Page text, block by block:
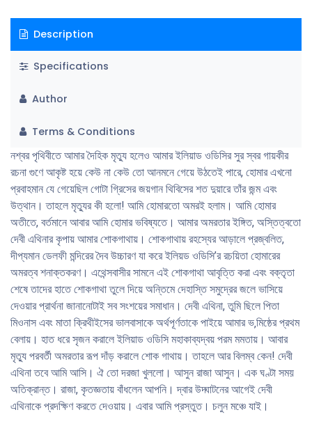
Description
Specifications
Author
Terms & Conditions
নশ্বর পৃথিবীতে আমার দৈহিক মৃত্যু হলেও আমার ইলিয়াড ওডিসির সুর স্বর গায়কীর
রচনা গুণে আকৃষ্ট হয়ে কেউ না কেউ তো আনমনে গেয়ে উঠতেই পারে, হোমার এখনো
প্রবাহমান যে গেয়েছিল গোটা গ্রিসের জয়গান থিবিসের শত দুয়ারে তাঁর জন্ম এবং
উত্থান। তাহলে মৃত্যুর কী হলো! আমি হোমারতো অমরই হলাম। আমি হোমার
অতীতে, বর্তমানে আবার আমি হোমার ভবিষ্যতে। আমার অমরতার ইঙ্গিত, অস্তিত্বতো
দেবী এথিনার কৃপায় আমার শোকগাথায়। শোকগাথায় রহস্যের আড়ালে প্রজ্বলিত,
দীপ্যমান ডেলফী মন্দিরের দৈব উচ্চারণ যা করে ইলিয়ড ওডিসি’র রচয়িতা হোমারের
অমরত্ব শনাক্তকরণ। এথেন্সবাসীর সামনে এই শোকগাথা আবৃত্তি করা এবং বক্তৃতা
শেষে তাদের হাতে শোকগাথা তুলে দিয়ে অন্তিমে দেহাস্তি সমুদ্রের জলে ভাসিয়ে
দেওয়ার প্রার্থনা জানানোটাই সব সংশয়ের সমাধান। দেবী এথিনা, তুমি ছিলে পিতা
মিওনাস এবং মাতা ক্রিথীইসের ভালবাসাকে অর্থপূর্ণতাকে পাইয়ে আমার ভ‚মিষ্ঠের প্রথম
বেলায়। হাত ধরে সৃজন করালে ইলিয়াড ওডিসি মহাকাব্যদ্বয় পরম মমতায়। আবার
মৃত্যু পরবর্তী অমরতার রূপ দাঁড় করালে শোক গাথায়। তাহলে আর বিলম্ব কেন! দেবী
এথিনা তবে আমি আসি। ঐ তো দরজা খুললো। আসুন রাজা আসুন। এক ঘণ্টা সময়
অতিক্রান্ত। রাজা, কৃতজ্ঞতায় বাঁধলেন আপনি। দ্বার উদ্ঘাটনের আগেই দেবী
এথিনাকে প্রদক্ষিণ করতে দেওয়ায়। এবার আমি প্রস্তুত। চলুন মঞ্চে যাই।